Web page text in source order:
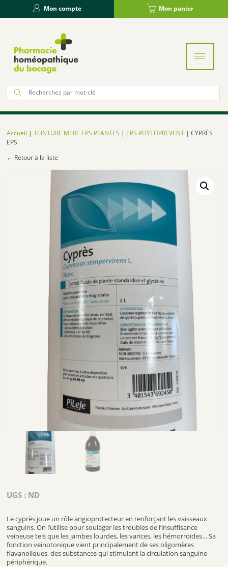
Mon compte Mon panier
:
Accueil |TEINTURE MERE EPS PLANTES | EPS PHYTOPREVENT | CYPRÈS
EPS
← Retour à la liste
UGS : ND
Le cyprès joue un rôle angioprotecteur en renforçant les vaisseaux
sanguins. On l’utilise pour soulager les troubles de l’insuffisance
veineuse tels que les jambes lourdes, les varices, les hémorroïdes… Sa
fonction veinotonique vient principalement de ses oligomères
flavanoliques, des substances qui stimulent la circulation sanguine
périphérique.
Panneau de gestion des cookies